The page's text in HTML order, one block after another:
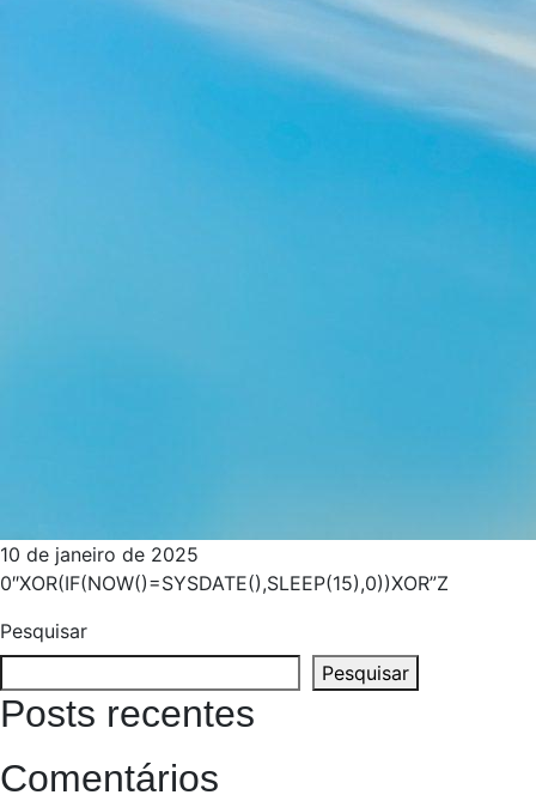
10 de janeiro de 2025
0″XOR(IF(NOW()=SYSDATE(),SLEEP(15),0))XOR”Z
Pesquisar
Pesquisar
Posts recentes
Comentários